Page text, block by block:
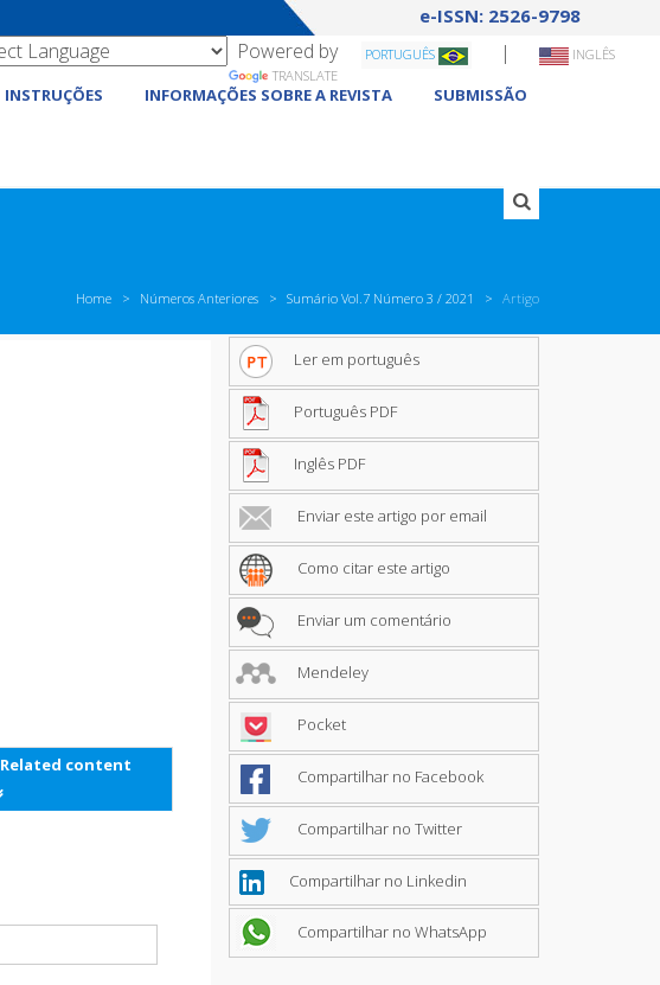
e-ISSN: 2526-9798
INSTRUÇÕES INFORMAÇÕES SOBRE A REVISTA SUBMISSÃO
PORTUGUÊS | INGLÊS
Powered by
TRANSLATE
Home Números Anteriores Sumário Vol.7 Número 3 / 2021 Artigo
Related content
Ler em português
Português PDF
Inglês PDF
Enviar este artigo por email
Como citar este artigo
Enviar um comentário
Mendeley
Pocket
Compartilhar no Facebook
Compartilhar no Twitter
Compartilhar no Linkedin
Compartilhar no WhatsApp